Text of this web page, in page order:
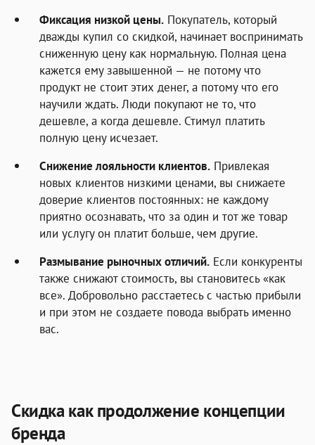
Фиксация низкой цены. Покупатель, который
дважды купил со скидкой, начинает воспринимать
сниженную цену как нормальную. Полная цена
кажется ему завышенной — не потому что
продукт не стоит этих денег, а потому что его
научили ждать. Люди покупают не то, что
дешевле, а когда дешевле. Стимул платить
полную цену исчезает.
Снижение лояльности клиентов. Привлекая
новых клиентов низкими ценами, вы снижаете
доверие клиентов постоянных: не каждому
приятно осознавать, что за один и тот же товар
или услугу он платит больше, чем другие.
Размывание рыночных отличий. Если конкуренты
также снижают стоимость, вы становитесь «как
все». Добровольно расстаетесь с частью прибыли
и при этом не создаете повода выбрать именно
вас.
Скидка как продолжение концепции
бренда